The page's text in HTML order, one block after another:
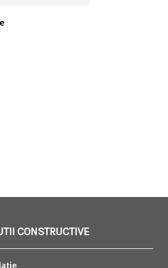
CONSTRUCTIVE